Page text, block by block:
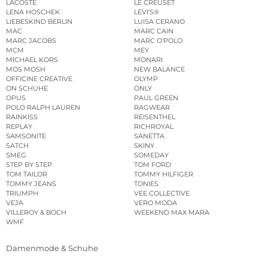
LACOSTE
LE CREUSET
LENA HOSCHEK
LEVI’S®
LIEBESKIND BERLIN
LUISA CERANO
MAC
MARC CAIN
MARC JACOBS
MARC O’POLO
MCM
MEY
MICHAEL KORS
MONARI
MOS MOSH
NEW BALANCE
OFFICINE CREATIVE
OLYMP
ON SCHUHE
ONLY
OPUS
PAUL GREEN
POLO RALPH LAUREN
RAGWEAR
RAINKISS
REISENTHEL
REPLAY
RICHROYAL
SAMSONITE
SANETTA
SATCH
SKINY
SMEG
SOMEDAY
STEP BY STEP
TOM FORD
TOM TAILOR
TOMMY HILFIGER
TOMMY JEANS
TONIES
TRIUMPH
VEE COLLECTIVE
VEJA
VERO MODA
VILLEROY & BOCH
WEEKEND MAX MARA
WMF
Damenmode & Schuhe